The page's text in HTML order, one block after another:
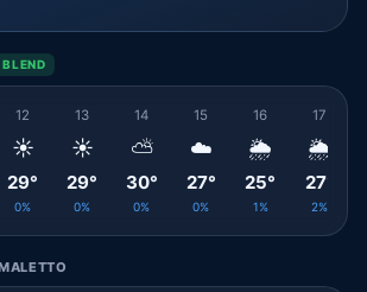
BLEND
12
☀️
29°
0%
13
☀️
29°
0%
14
⛅
30°
0%
15
☁️
27°
0%
16
🌦️
25°
1%
17
🌦️
27°
2%